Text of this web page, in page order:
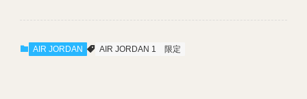
AIR JORDAN AIR JORDAN 1 限定